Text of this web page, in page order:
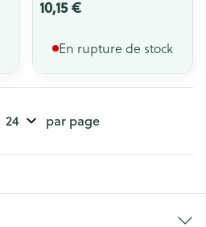
10,15 €
En rupture de stock
par page